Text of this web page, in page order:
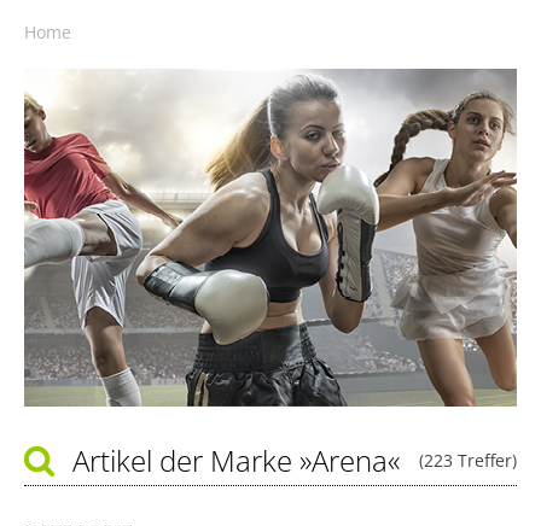
Home
(223 Treffer)
Artikel der Marke »Arena«